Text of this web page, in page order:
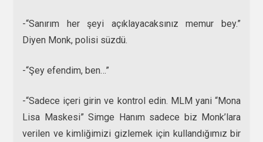
-“Sanırım her şeyi açıklayacaksınız memur bey.”
Diyen Monk, polisi süzdü.
-“Şey efendim, ben…”
-“Sadece içeri girin ve kontrol edin. MLM yani “Mona
Lisa Maskesi” Simge Hanım sadece biz Monk’lara
verilen ve kimliğimizi gizlemek için kullandığımız bir